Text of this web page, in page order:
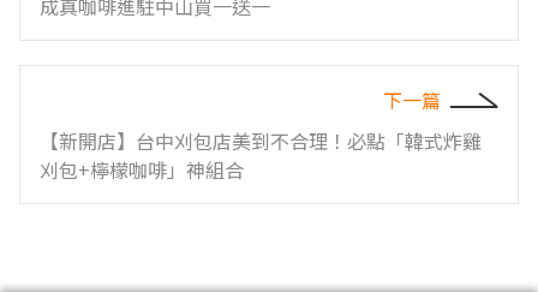
成真咖啡進駐中山買一送一
下一篇
【新開店】台中刈包店美到不合理！必點「韓式炸雞
刈包+檸檬咖啡」神組合